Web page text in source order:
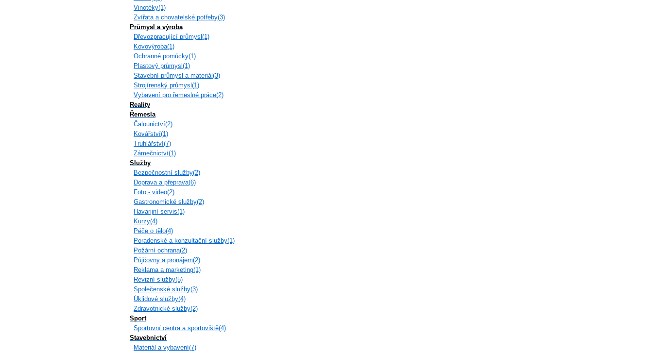
Vinotéky(1)
Zvířata a chovatelské potřeby(3)
Průmysl a výroba
Dřevozpracující průmysl(1)
Kovovýroba(1)
Ochranné pomůcky(1)
Plastový průmysl(1)
Stavební průmysl a materiál(3)
Strojírenský průmysl(1)
Vybavení pro řemeslné práce(2)
Reality
Řemesla
Čalounictví(2)
Kovářství(1)
Truhlářství(7)
Zámečnictví(1)
Služby
Bezpečnostní služby(2)
Doprava a přeprava(6)
Foto - video(2)
Gastronomické služby(2)
Havarijní servis(1)
Kurzy(4)
Péče o tělo(4)
Poradenské a konzultační služby(1)
Požární ochrana(2)
Půjčovny a pronájem(2)
Reklama a marketing(1)
Revizní služby(5)
Společenské služby(3)
Úklidové služby(4)
Zdravotnické služby(2)
Sport
Sportovní centra a sportoviště(4)
Stavebnictví
Materiál a vybavení(7)